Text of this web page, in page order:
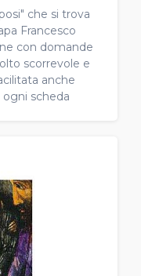
che si trova
Francesco
con domande
scorrevole e
anche
scheda